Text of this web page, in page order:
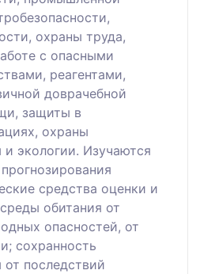
охраны труда,
с опасными
реагентами,
доврачебной
защиты в
охраны
экологии. Изучаются
средства оценки и
обитания от
опасностей, от
сохранность
последствий